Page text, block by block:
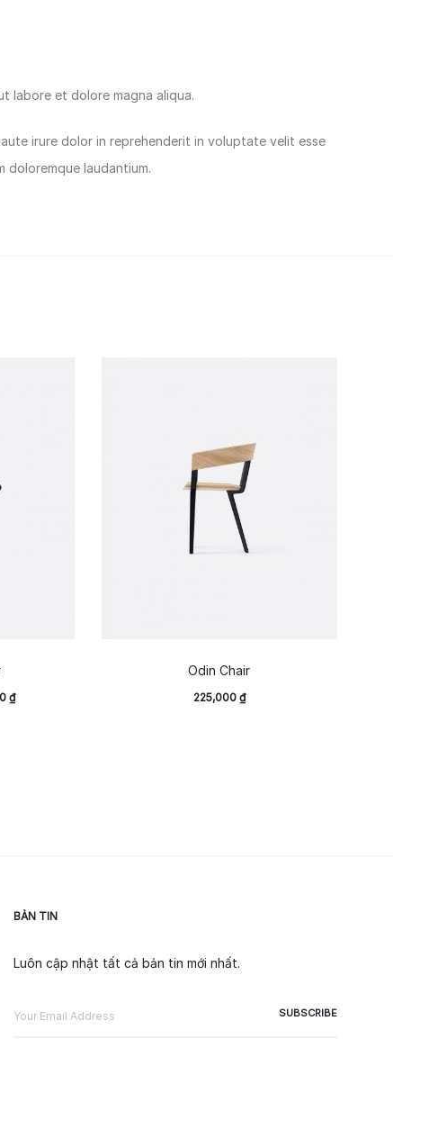
labore et dolore magna aliqua.
irure dolor in reprehenderit in voluptate velit esse
laudantium.
₫
Odin Chair
225,000 ₫
BẢN TIN
Luôn cập nhật tất cả bản tin mới nhất.